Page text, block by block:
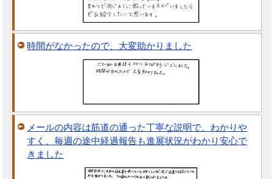
時間がなかったので、大変助かりました
メールの内容は筋道の通った丁寧な説明で、わかりや
すく、毎週の途中経過報告も進展状況がわかり安心で
きました